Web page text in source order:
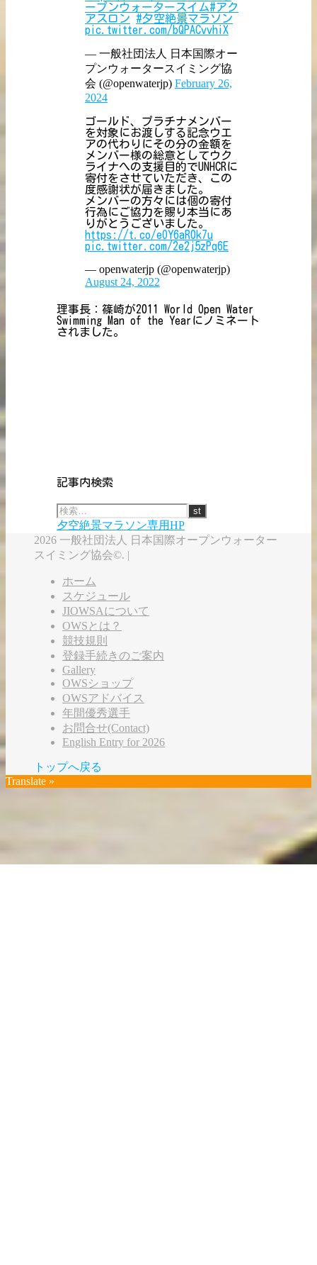
ープンウォータースイム#アク
アスロン
#夕空絶景マラソン
pic.twitter.com/bQPACvvhiX
— 一般社団法人 日本国際オー
プンウォータースイミング協
会 (@openwaterjp) February 26,
2024
ゴールド、プラチナメンバー
を対象にお渡しする記念ウエ
アの代わりにその分の金額を
メンバー様の総意としてウク
ライナへの支援目的でUNHCRに
寄付をさせていただき、この
度感謝状が届きました。
メンバーの方々には個の寄付
行為にご協力を賜り本当にあ
りがとうございました。
https://t.co/eOY6aR0k7u
pic.twitter.com/2e2j5zPq6E
— openwaterjp (@openwaterjp)
August 24, 2022
理事長：篠崎が2011 World Open Water
Swimming Man of the Yearにノミネート
されました。
記事内検索
夕空絶景マラソン専用HP
2026 一般社団法人 日本国際オープンウォーター
スイミング協会©. |
ホーム
スケジュール
JIOWSAについて
OWSとは？
競技規則
登録手続きのご案内
Gallery
OWSショップ
OWSアドバイス
年間優秀選手
お問合せ(Contact)
English Entry for 2026
トップへ戻る
Translate »